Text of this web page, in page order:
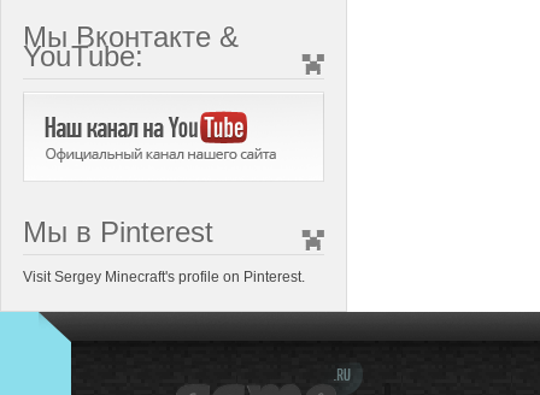
Мы Вконтакте &
YouTube:
Мы в Pinterest
Visit Sergey Minecraft's profile on Pinterest.